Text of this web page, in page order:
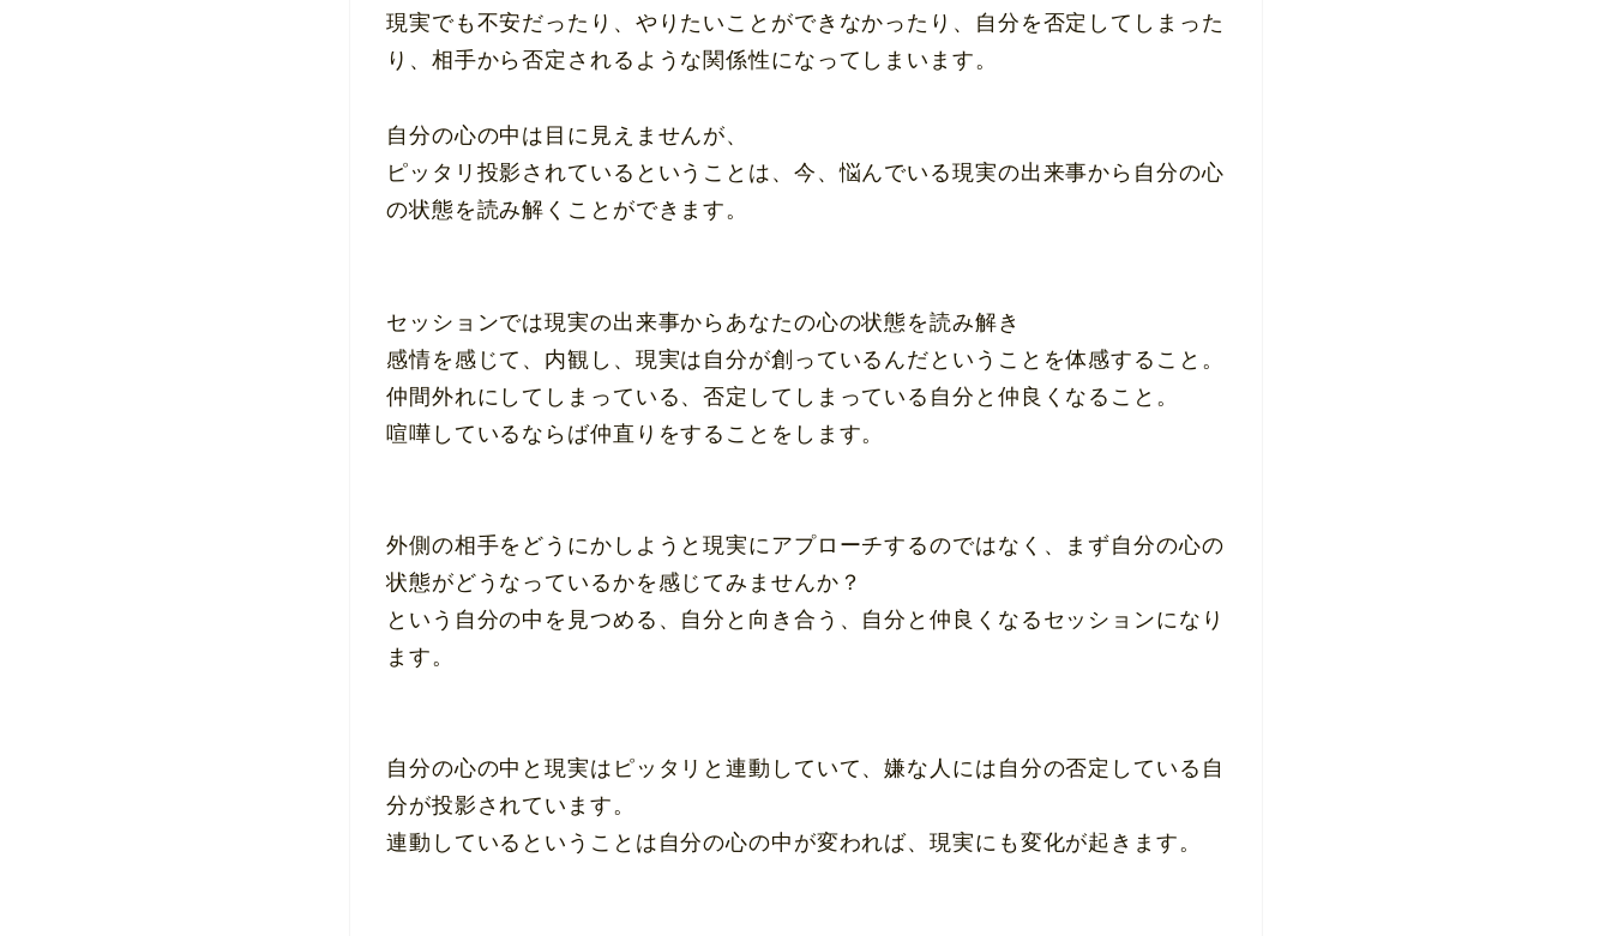
現実でも不安だったり、やりたいことができなかったり、自分を否定してしまった
り、相手から否定されるような関係性になってしまいます。
自分の心の中は目に見えませんが、
ピッタリ投影されているということは、今、悩んでいる現実の出来事から自分の心
の状態を読み解くことができます。
セッションでは現実の出来事からあなたの心の状態を読み解き
感情を感じて、内観し、現実は自分が創っているんだということを体感すること。
仲間外れにしてしまっている、否定してしまっている自分と仲良くなること。
喧嘩しているならば仲直りをすることをします。
外側の相手をどうにかしようと現実にアプローチするのではなく、まず自分の心の
状態がどうなっているかを感じてみませんか？
という自分の中を見つめる、自分と向き合う、自分と仲良くなるセッションになり
ます。
自分の心の中と現実はピッタリと連動していて、嫌な人には自分の否定している自
分が投影されています。
連動しているということは自分の心の中が変われば、現実にも変化が起きます。